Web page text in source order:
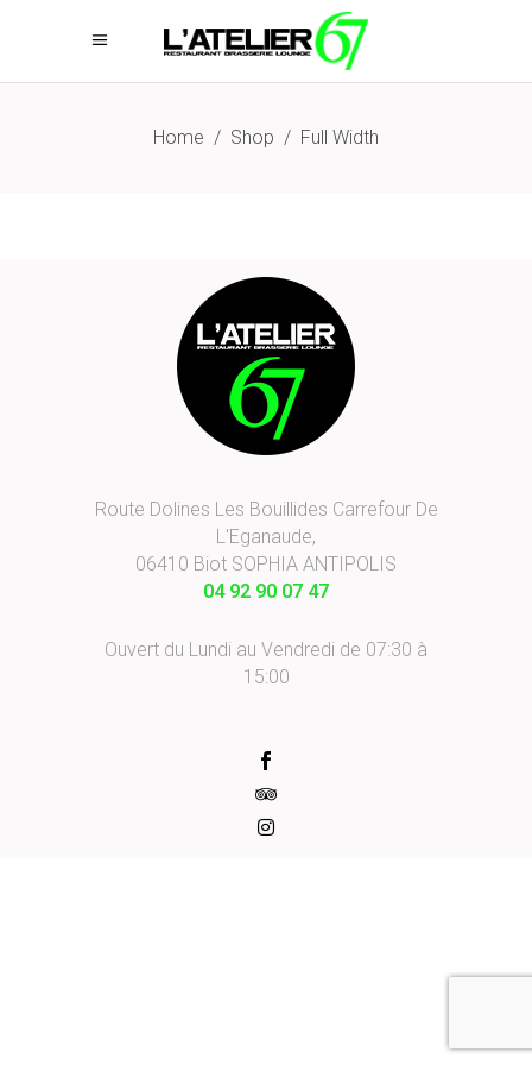
Home / Shop / Full Width
Route Dolines Les Bouillides Carrefour De
L'Eganaude,
06410 Biot SOPHIA ANTIPOLIS
04 92 90 07 47
Ouvert du Lundi au Vendredi de 07:30 à
15:00